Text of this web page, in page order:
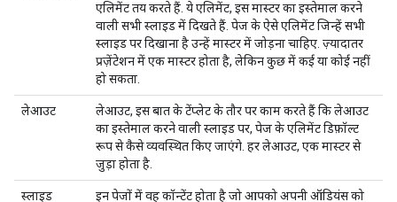
एलिमेंट तय करते हैं. ये एलिमेंट, इस मास्टर का इस्तेमाल करने
वाली सभी स्लाइड में दिखते हैं. पेज के ऐसे एलिमेंट जिन्हें सभी
स्लाइड पर दिखाना है उन्हें मास्टर में जोड़ना चाहिए. ज़्यादातर
प्रज़ेंटेशन में एक मास्टर होता है, लेकिन कुछ में कई या कोई नहीं
हो सकता.
लेआउट
लेआउट, इस बात के टेंप्लेट के तौर पर काम करते हैं कि लेआउट
का इस्तेमाल करने वाली स्लाइड पर, पेज के एलिमेंट डिफ़ॉल्ट
रूप से कैसे व्यवस्थित किए जाएंगे. हर लेआउट, एक मास्टर से
जुड़ा होता है.
स्लाइड
इन पेजों में वह कॉन्टेंट होता है जो आपको अपनी ऑडियंस को